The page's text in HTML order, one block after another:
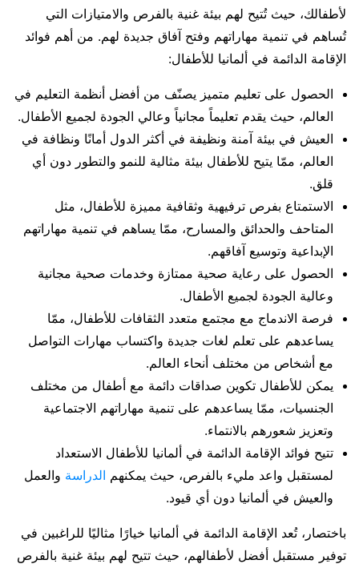
لأطفالك، حيث تُتيح لهم بيئة غنية بالفرص والامتيازات التي
تُساهم في تنمية مهاراتهم وفتح آفاق جديدة لهم. من أهم فوائد
الإقامة الدائمة في ألمانيا للأطفال:
الحصول على تعليم متميز يصنّف من أفضل أنظمة التعليم في
العالم، حيث يقدم تعليماً مجانياً وعالي الجودة لجميع الأطفال.
العيش في بيئة آمنة ونظيفة في أكثر الدول أمانًا ونظافة في
العالم، ممّا يتيح للأطفال بيئة مثالية للنمو والتطور دون أي
قلق.
الاستمتاع بفرص ترفيهية وثقافية مميزة للأطفال، مثل
المتاحف والحدائق والمسارح، ممّا يساهم في تنمية مهاراتهم
الإبداعية وتوسيع آفاقهم.
الحصول على رعاية صحية ممتازة وخدمات صحية مجانية
وعالية الجودة لجميع الأطفال.
فرصة الاندماج مع مجتمع متعدد الثقافات للأطفال، ممّا
يساعدهم على تعلم لغات جديدة واكتساب مهارات التواصل
مع أشخاص من مختلف أنحاء العالم.
يمكن للأطفال تكوين صداقات دائمة مع أطفال من مختلف
الجنسيات، ممّا يساعدهم على تنمية مهاراتهم الاجتماعية
وتعزيز شعورهم بالانتماء.
تتيح فوائد الإقامة الدائمة في ألمانيا للأطفال الاستعداد
لمستقبل واعد مليء بالفرص، حيث يمكنهم الدراسة والعمل
والعيش في ألمانيا دون أي قيود.
باختصار، تُعد الإقامة الدائمة في ألمانيا خيارًا مثاليًا للراغبين في
توفير مستقبل أفضل لأطفالهم، حيث تتيح لهم بيئة غنية بالفرص